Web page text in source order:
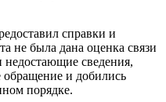
справки и
не была дана оценка связи
сведения,
обращение и добились
порядке.